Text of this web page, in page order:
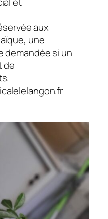
aux
une
demandée si un
de